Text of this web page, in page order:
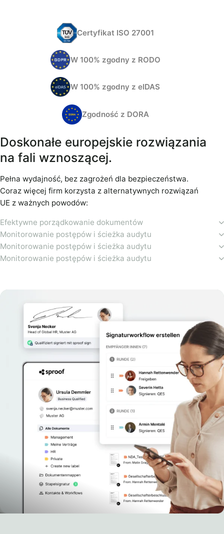
Certyfikat ISO 27001
W 100% zgodny z RODO
W 100% zgodny z eIDAS
Zgodność z DORA
Doskonałe europejskie rozwiązania
na fali wznoszącej.
Pełna wydajność, bez zagrożeń dla bezpieczeństwa.
Coraz więcej firm korzysta z alternatywnych rozwiązań
UE z ważnych powodów:
Efektywne porządkowanie dokumentów
Monitorowanie postępów i ścieżka audytu
Monitorowanie postępów i ścieżka audytu
Monitorowanie postępów i ścieżka audytu